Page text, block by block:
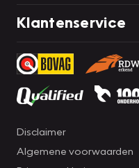
Klantenservice
Disclaimer
Algemene voorwaarden